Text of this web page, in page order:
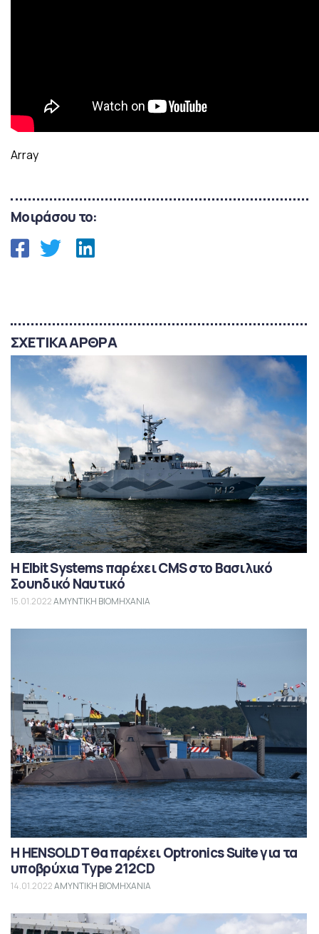
Array
Μοιράσου το:
ΣΧΕΤΙΚΑ ΑΡΘΡΑ
Η Elbit Systems παρέχει CMS στο Βασιλικό
Σουηδικό Ναυτικό
15.01.2022ΑΜΥΝΤΙΚΗ ΒΙΟΜΗΧΑΝΙΑ
Η HENSOLDT θα παρέχει Optronics Suite για τα
υποβρύχια Type 212CD
14.01.2022ΑΜΥΝΤΙΚΗ ΒΙΟΜΗΧΑΝΙΑ